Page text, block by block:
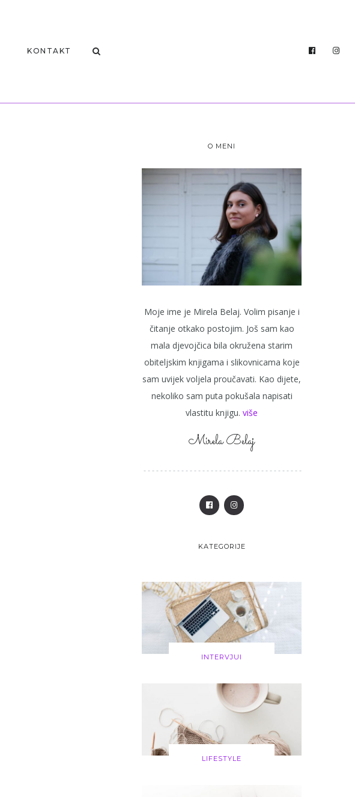
KONTAKT
O MENI
Moje ime je Mirela Belaj. Volim pisanje i
čitanje otkako postojim. Još sam kao
mala djevojčica bila okružena starim
obiteljskim knjigama i slikovnicama koje
sam uvijek voljela proučavati. Kao dijete,
nekoliko sam puta pokušala napisati
vlastitu knjigu. više
Mirela Belaj
KATEGORIJE
INTERVJUI
LIFESTYLE